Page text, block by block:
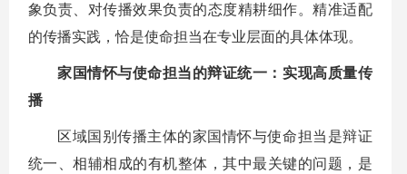
象负责、对传播效果负责的态度精耕细作。精准适配
的传播实践，恰是使命担当在专业层面的具体体现。
家国情怀与使命担当的辩证统一：实现高质量传
播
区域国别传播主体的家国情怀与使命担当是辩证
统一、相辅相成的有机整体，其中最关键的问题，是